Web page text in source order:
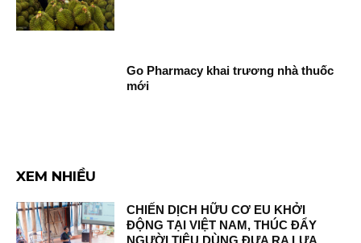
Go Pharmacy khai trương nhà thuốc
mới
XEM NHIỀU
CHIẾN DỊCH HỮU CƠ EU KHỞI
ĐỘNG TẠI VIỆT NAM, THÚC ĐẨY
NGƯỜI TIÊU DÙNG ĐƯA RA LỰA